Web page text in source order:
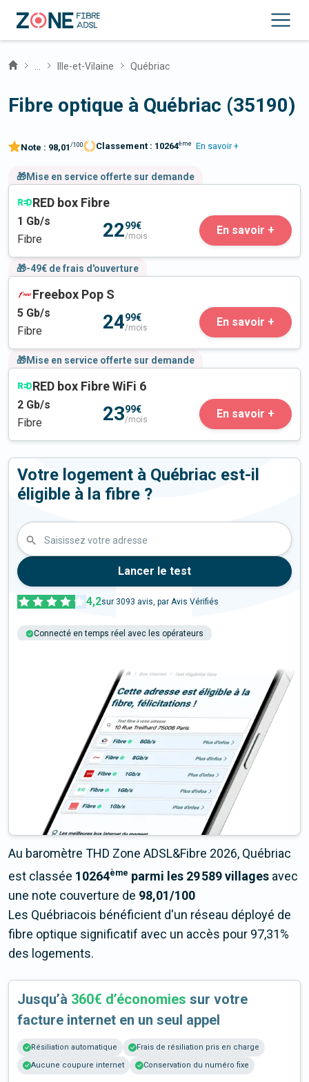
Ille-et-Vilaine Québriac
Fibre optique à Québriac (35190)
Note : 98,01 /100 Classement : 10264ème En savoir +
🎁Mise en service offerte sur demande
RED box Fibre
1 Gb/s
Fibre
2299€
/mois En savoir +
🎁-49€ de frais d'ouverture
Freebox Pop S
5 Gb/s
Fibre
2499€
/mois En savoir +
🎁Mise en service offerte sur demande
RED box Fibre WiFi 6
2 Gb/s
Fibre
2399€
/mois En savoir +
Votre logement à Québriac est-il
éligible à la fibre ?
Saisissez votre adresse
Lancer le test
4,2sur 3093 avis, par Avis Vérifiés
Connecté en temps réel avec les opérateurs
Au baromètre THD Zone ADSL&Fibre 2026, Québriac
est classée 10264ème parmi les 29 589 villages avec
une note couverture de 98,01/100
Les Québriacois bénéficient d'un réseau déployé de
fibre optique significatif avec un accès pour 97,31%
des logements.
Jusqu’à 360€ d’économies sur votre
facture internet en un seul appel
Résiliation automatique
Frais de résiliation pris en charge
Aucune coupure internet
Conservation du numéro fixe